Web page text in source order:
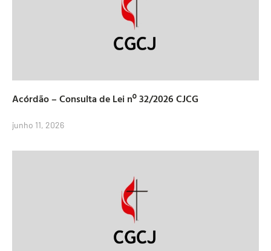
Acórdão – Consulta de Lei nº 32/2026 CJCG
junho 11, 2026